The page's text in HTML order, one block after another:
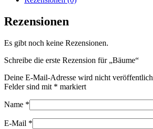
Rezensionen
Es gibt noch keine Rezensionen.
Schreibe die erste Rezension für „Bäume“
Deine E-Mail-Adresse wird nicht
Felder sind mit * markiert
Name *
E-Mail *